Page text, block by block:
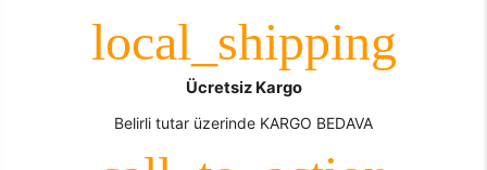
Ücretsiz Kargo
Belirli tutar üzerinde KARGO BEDAVA